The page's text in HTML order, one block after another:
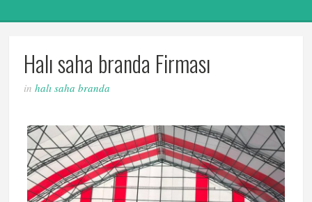
Halı saha branda Firması
inhalı saha branda